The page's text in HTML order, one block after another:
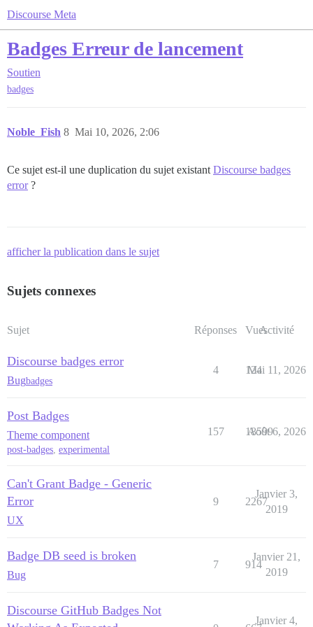
Discourse Meta
Badges Erreur de lancement
Soutien
badges
Noble_Fish Mai 10, 2026, 2:06
8
Ce sujet est-il une duplication du sujet existant Discourse badges
error?
afficher la publication dans le sujet
Sujets connexes
Sujet Réponses VuesActivité
Discourse badges error
Bugbadges
4 124
Mai 11, 2026
Post Badges
Theme component
post-badges, experimental
157 18599
Août 6, 2026
Can't Grant Badge - Generic
Error
UX
9 2267
Janvier 3,
2019
Badge DB seed is broken
Bug
7 914
Janvier 21,
2019
Discourse GitHub Badges Not
Janvier 4,